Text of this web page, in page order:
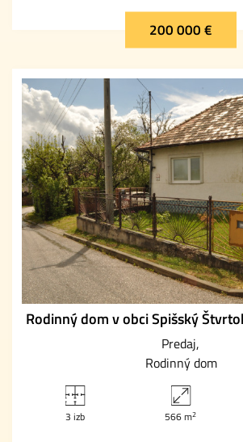
200 000 €
Rodinný dom v obci Spišský
Predaj
Rodinný dom
3 izb 566 m2